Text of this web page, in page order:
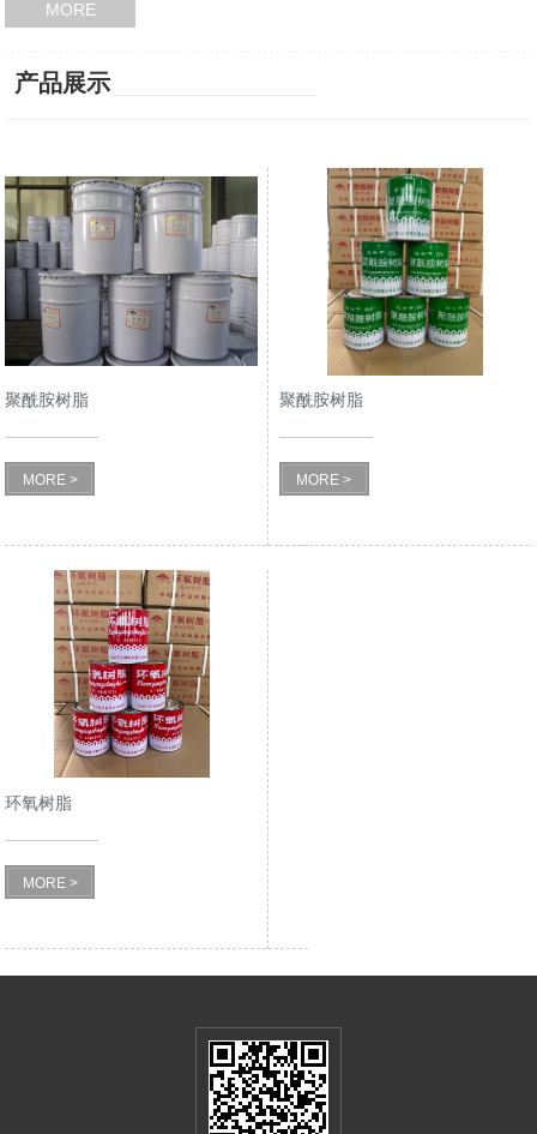
MORE
产品展示
聚酰胺树脂
MORE >
聚酰胺树脂
MORE >
环氧树脂
MORE >